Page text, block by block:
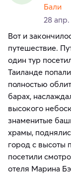
Бали
28
Вот и
путешествие.
один тур
Таиланде
полностью
барах,
высокого
знаменитые
храмы,
город с высоты
посетили
отеля Марина